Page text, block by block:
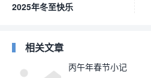
2025年冬至快乐
相关文章
丙午年春节小记